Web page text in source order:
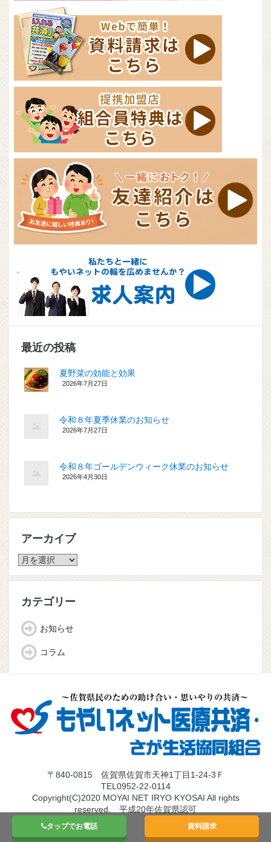
タップでお電話 資料請求
最近の投稿
夏野菜の効能と効果
2026年7月27日
令和８年夏季休業のお知らせ
2026年7月27日
令和８年ゴールデンウィーク休業のお知らせ
2026年4月30日
アーカイブ
ア
カ
ブ
カテゴリー
お知らせ
コラム
〒840-0815 佐賀県佐賀市天神1丁目1-24-3Ｆ
TEL0952-22-0114
Copyright(C)2020 MOYAI NET IRYO KYOSAI All rights
reserved. 平成20年佐賀県認可